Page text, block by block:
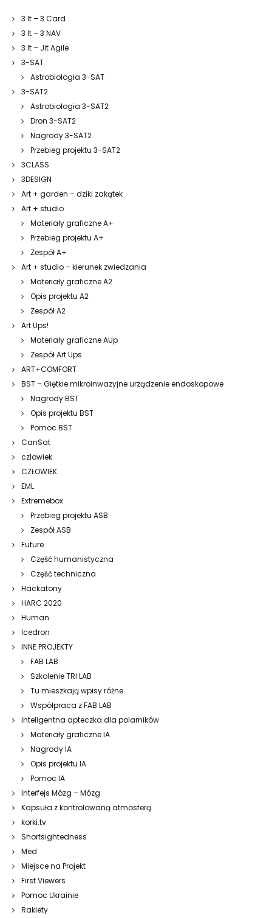
3 It – 3 Card
3 It – 3 NAV
3 It – Jit Agile
3-SAT
Astrobiologia 3-SAT
3-SAT2
Astrobiologia 3-SAT2
Dron 3-SAT2
Nagrody 3-SAT2
Przebieg projektu 3-SAT2
3CLASS
3DESIGN
Art + garden – dziki zakątek
Art + studio
Materiały graficzne A+
Przebieg projektu A+
Zespół A+
Art + studio – kierunek zwiedzania
Materiały graficzne A2
Opis projektu A2
Zespół A2
Art Ups!
Materiały graficzne AUp
Zespół Art Ups
ART+COMFORT
BST – Giętkie mikroinwazyjne urządzenie endoskopowe
Nagrody BST
Opis projektu BST
Pomoc BST
CanSat
czlowiek
CZŁOWIEK
EML
Extremebox
Przebieg projektu ASB
Zespół ASB
Future
Część humanistyczna
Część techniczna
Hackatony
HARC 2020
Human
Icedron
INNE PROJEKTY
FAB LAB
Szkolenie TRI LAB
Tu mieszkają wpisy różne
Współpraca z FAB LAB
Inteligentna apteczka dla polarników
Materiały graficzne IA
Nagrody IA
Opis projektu IA
Pomoc IA
Interfejs Mózg – Mózg
Kapsuła z kontrolowaną atmosferą
korki.tv
Shortsightedness
Med
Miejsce na Projekt
First Viewers
Pomoc Ukrainie
Rakiety